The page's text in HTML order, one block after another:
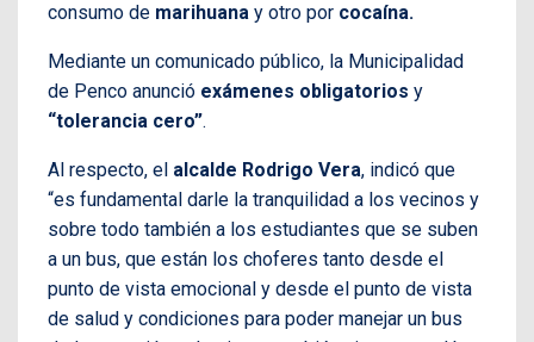
consumo de marihuana y otro por cocaína.
Mediante un comunicado público, la Municipalidad
de Penco anunció exámenes obligatorios y
“tolerancia cero”.
Al respecto, el alcalde Rodrigo Vera, indicó que
“es fundamental darle la tranquilidad a los vecinos y
sobre todo también a los estudiantes que se suben
a un bus, que están los choferes tanto desde el
punto de vista emocional y desde el punto de vista
de salud y condiciones para poder manejar un bus